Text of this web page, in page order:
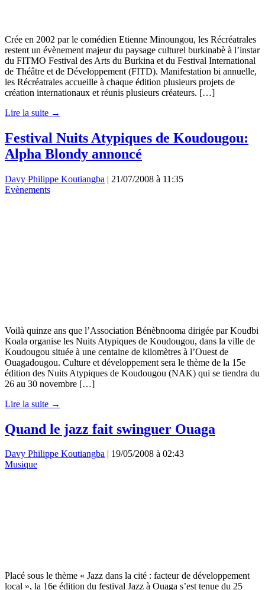
Crée en 2002 par le comédien Etienne Minoungou, les Récréatrales
restent un évènement majeur du paysage culturel burkinabè à l’instar
du FITMO Festival des Arts du Burkina et du Festival International
de Théâtre et de Développement (FITD). Manifestation bi annuelle,
les Récréatrales accueille à chaque édition plusieurs projets de
création internationaux et réunis plusieurs créateurs. […]
Lire la suite →
Festival Nuits Atypiques de Koudougou:
Alpha Blondy annoncé
Davy Philippe Koutiangba | 21/07/2008 à 11:35
Evènements
Voilà quinze ans que l’Association Bénèbnooma dirigée par Koudbi
Koala organise les Nuits Atypiques de Koudougou, dans la ville de
Koudougou située à une centaine de kilomètres à l’Ouest de
Ouagadougou. Culture et développement sera le thème de la 15e
édition des Nuits Atypiques de Koudougou (NAK) qui se tiendra du
26 au 30 novembre […]
Lire la suite →
Quand le jazz fait swinguer Ouaga
Davy Philippe Koutiangba | 19/05/2008 à 02:43
Musique
Placé sous le thème « Jazz dans la cité : facteur de développement
local », la 16e édition du festival Jazz à Ouaga s’est tenue du 25